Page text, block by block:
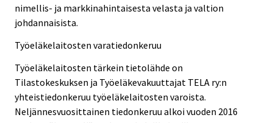
nimellis- ja markkinahintaisesta velasta ja valtion
johdannaisista.
Työeläkelaitosten varatiedonkeruu
Työeläkelaitosten tärkein tietolähde on
Tilastokeskuksen ja Työeläkevakuuttajat TELA ry:n
yhteistiedonkeruu työeläkelaitosten varoista.
Neljännesvuosittainen tiedonkeruu alkoi vuoden 2016